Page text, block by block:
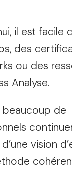
il est facile
des
ou des
Analyse.
beaucoup de
vision